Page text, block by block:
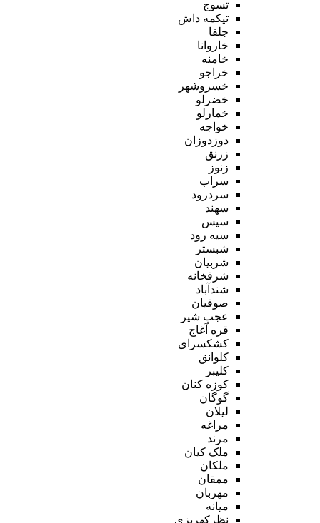
تسوج
تیکمه داش
جلفا
خاروانا
خامنه
خراجو
خسروشهر
خضرلو
خمارلو
خواجه
دوزدوزان
زرنق
زنوز
سراب
سردرود
سهند
سیس
سیه رود
شبستر
شربیان
شرفخانه
شندآباد
صوفیان
عجب شیر
قره آغاج
کشکسرای
کلوانق
کلیبر
کوزه کنان
گوگان
لیلان
مراغه
مرند
ملک کیان
ملکان
ممقان
مهربان
میانه
نظرکهریزی